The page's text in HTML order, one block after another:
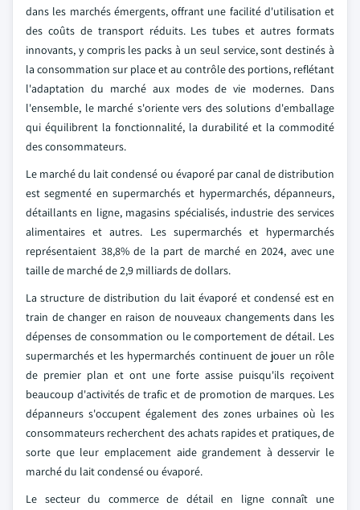
dans les marchés émergents, offrant une facilité d'utilisation et
des coûts de transport réduits. Les tubes et autres formats
innovants, y compris les packs à un seul service, sont destinés à
la consommation sur place et au contrôle des portions, reflétant
l'adaptation du marché aux modes de vie modernes. Dans
l'ensemble, le marché s'oriente vers des solutions d'emballage
qui équilibrent la fonctionnalité, la durabilité et la commodité
des consommateurs.
Le marché du lait condensé ou évaporé par canal de distribution
est segmenté en supermarchés et hypermarchés, dépanneurs,
détaillants en ligne, magasins spécialisés, industrie des services
alimentaires et autres. Les supermarchés et hypermarchés
représentaient 38,8% de la part de marché en 2024, avec une
taille de marché de 2,9 milliards de dollars.
La structure de distribution du lait évaporé et condensé est en
train de changer en raison de nouveaux changements dans les
dépenses de consommation ou le comportement de détail. Les
supermarchés et les hypermarchés continuent de jouer un rôle
de premier plan et ont une forte assise puisqu'ils reçoivent
beaucoup d'activités de trafic et de promotion de marques. Les
dépanneurs s'occupent également des zones urbaines où les
consommateurs recherchent des achats rapides et pratiques, de
sorte que leur emplacement aide grandement à desservir le
marché du lait condensé ou évaporé.
Le secteur du commerce de détail en ligne connaît une